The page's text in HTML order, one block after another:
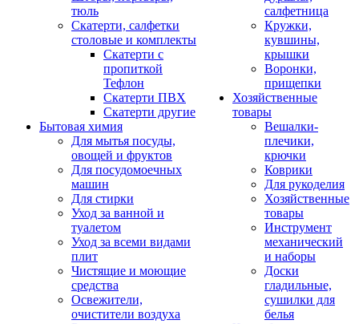
тюль
Скатерти, салфетки
столовые и комплекты
Скатерти с
пропиткой
Тефлон
Скатерти ПВХ
Скатерти другие
Бытовая химия
Для мытья посуды,
овощей и фруктов
Для посудомоечных
машин
Для стирки
Уход за ванной и
туалетом
Уход за всеми видами
плит
Чистящие и моющие
средства
Освежители,
очистители воздуха
салфетница
Кружки,
кувшины,
крышки
Воронки,
прищепки
Хозяйственные
товары
Вешалки-
плечики,
крючки
Коврики
Для рукоделия
Хозяйственные
товары
Инструмент
механический
и наборы
Доски
гладильные,
сушилки для
белья